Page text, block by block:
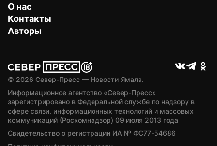
О нас
Контакты
Авторы
© 2026 Север-Пресс — Новости Ямала.
Информационное агентство «Север-Пресс»
зарегистрировано в Федеральной службе по надзору в
сфере связи, информационных технологий и массовых
коммуникаций (Роскомнадзор) 09 июля 2013 года
Свидетельство о регистрации ИА № ФС77-54686